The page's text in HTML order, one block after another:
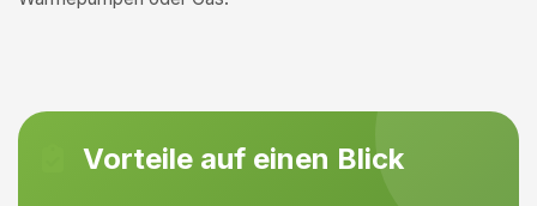
Vorteile auf einen Blick